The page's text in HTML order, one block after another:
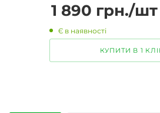
1 890 грн./шт
Є в наявності
КУПИТИ В 1